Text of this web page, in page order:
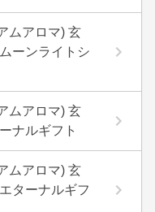
ムアロマ) 玄
ーンライトシ
ムアロマ) 玄
ナルギフト
ムアロマ) 玄
ターナルギフ